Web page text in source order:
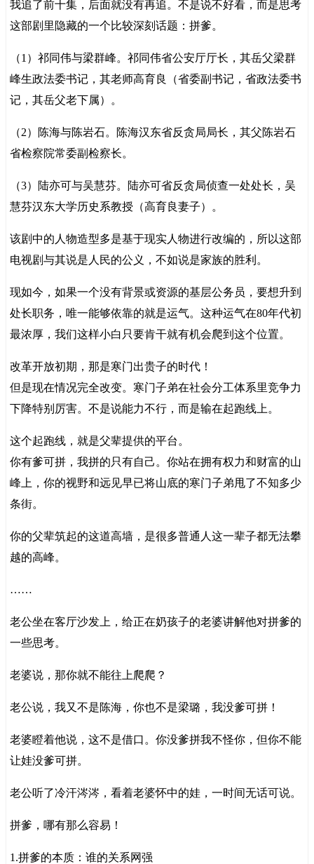
我追了前十集，后面就没有再追。不是说不好看，而是思考
这部剧里隐藏的一个比较深刻话题：拼爹。
（1）祁同伟与梁群峰。祁同伟省公安厅厅长，其岳父梁群
峰生政法委书记，其老师高育良（省委副书记，省政法委书
记，其岳父老下属）。
（2）陈海与陈岩石。陈海汉东省反贪局局长，其父陈岩石
省检察院常委副检察长。
（3）陆亦可与吴慧芬。陆亦可省反贪局侦查一处处长，吴
慧芬汉东大学历史系教授（高育良妻子）。
该剧中的人物造型多是基于现实人物进行改编的，所以这部
电视剧与其说是人民的公义，不如说是家族的胜利。
现如今，如果一个没有背景或资源的基层公务员，要想升到
处长职务，唯一能够依靠的就是运气。这种运气在80年代初
最浓厚，我们这样小白只要肯干就有机会爬到这个位置。
改革开放初期，那是寒门出贵子的时代！
但是现在情况完全改变。寒门子弟在社会分工体系里竞争力
下降特别厉害。不是说能力不行，而是输在起跑线上。
这个起跑线，就是父辈提供的平台。
你有爹可拼，我拼的只有自己。你站在拥有权力和财富的山
峰上，你的视野和远见早已将山底的寒门子弟甩了不知多少
条街。
你的父辈筑起的这道高墙，是很多普通人这一辈子都无法攀
越的高峰。
……
老公坐在客厅沙发上，给正在奶孩子的老婆讲解他对拼爹的
一些思考。
老婆说，那你就不能往上爬爬？
老公说，我又不是陈海，你也不是梁璐，我没爹可拼！
老婆瞪着他说，这不是借口。你没爹拼我不怪你，但你不能
让娃没爹可拼。
老公听了冷汗涔涔，看着老婆怀中的娃，一时间无话可说。
拼爹，哪有那么容易！
1.拼爹的本质：谁的关系网强